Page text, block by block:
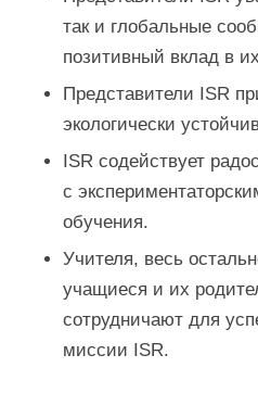
так и глобальные
позитивный вклад в
Представители ISR
экологически
ISR содействует
с
обучения.
Учителя, весь
учащиеся и их
сотрудничают для
миссии ISR.